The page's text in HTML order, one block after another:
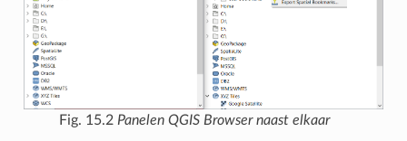
Fig. 15.2 Panelen QGIS Browser naast elkaar